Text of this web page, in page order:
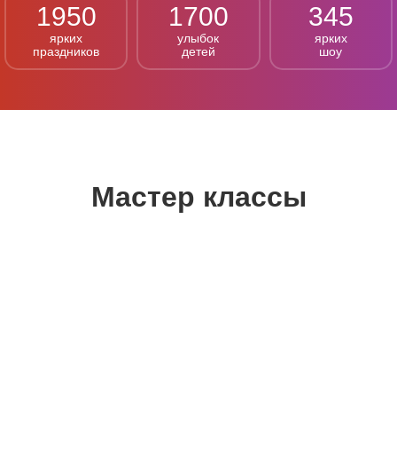
1950
ярких
праздников
1700
улыбок
детей
345
ярких
шоу
Мастер классы